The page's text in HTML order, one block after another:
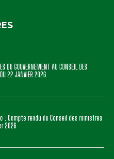
DU GOUVERNEMENT AU CONSEIL DES
22 JANVIER 2026
: Compte rendu du Conseil des ministres
2026